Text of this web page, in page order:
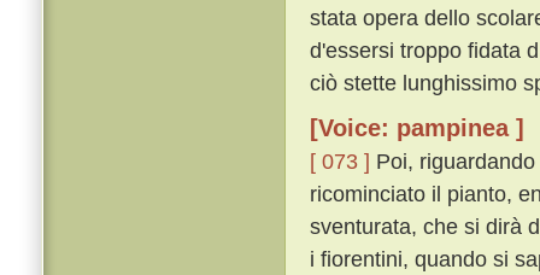
stata opera dello
d'essersi troppo fidata
ciò stette lunghissimo
[Voice: pampinea ]
[ 073 ] Poi,
ricominciato il pianto,
sventurata, che si dirà
i fiorentini, quando si